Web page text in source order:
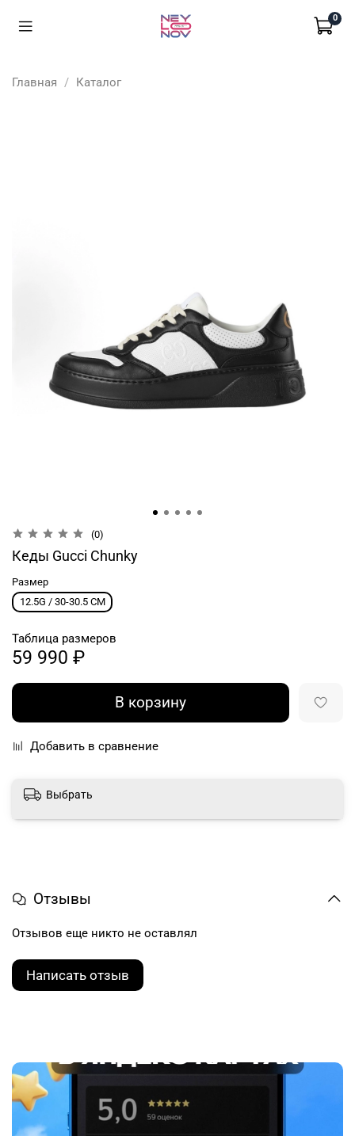
0
Главная Каталог
(0)
Кеды Gucci Chunky
Размер
12.5G / 30-30.5 CM
Таблица размеров
59 990 ₽
В корзину
Добавить в сравнение
Выбрать
Отзывы
Отзывов еще никто не оставлял
Написать отзыв